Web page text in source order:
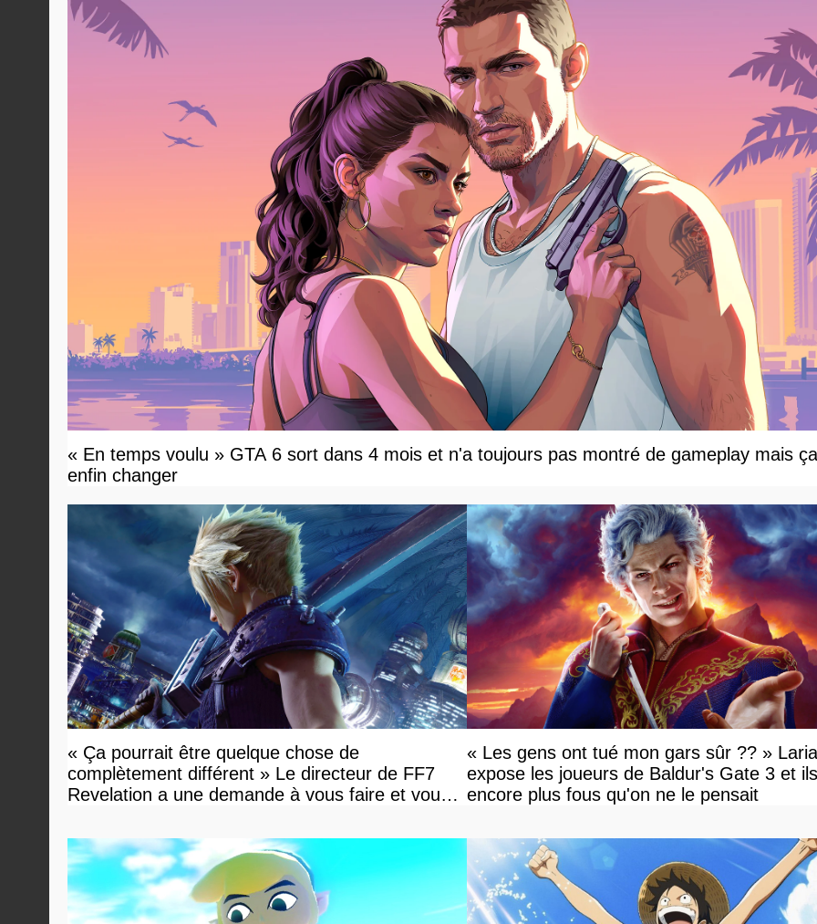
« En temps voulu » GTA 6 sort dans 4 mois et n'a toujours pas montré de gameplay mais
enfin changer
« Ça pourrait être quelque chose de
complètement différent » Le directeur de FF7
Revelation a une demande à vous faire et vous
« Les gens ont tué mon gars sûr ?? »
expose les joueurs de Baldur's Gate 3 et
encore plus fous qu'on ne le pensait